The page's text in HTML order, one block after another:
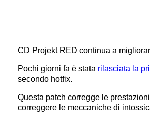
CD Projekt RED continua a
Pochi giorni fa è stata rilasciata la
secondo hotfix.
Questa patch corregge le
correggere le meccaniche di